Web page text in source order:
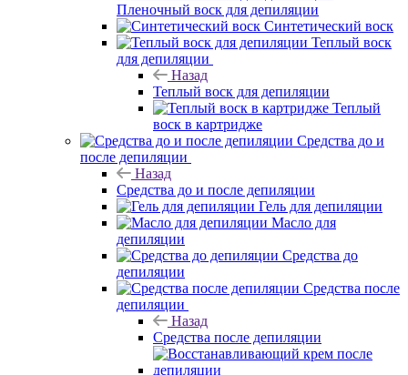
Пленочный воск для депиляции
Синтетический воск
Теплый воск
для депиляции
Назад
Теплый воск для депиляции
Теплый
воск в картридже
Средства до и
после депиляции
Назад
Средства до и после депиляции
Гель для депиляции
Масло для
депиляции
Средства до
депиляции
Средства после
депиляции
Назад
Средства после депиляции